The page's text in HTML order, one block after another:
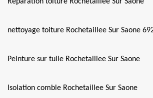
nettoyage toiture Rochetaillee Sur Saone
Peinture sur tuile Rochetaillee Sur Saone
Isolation comble Rochetaillee Sur Saone